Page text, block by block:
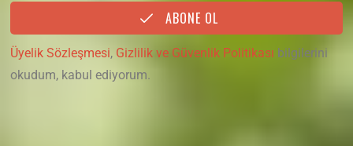
ABONE OL
Üyelik Sözleşmesi, Gizlilik ve Güvenlik Politikası bilgilerini
okudum, kabul ediyorum.